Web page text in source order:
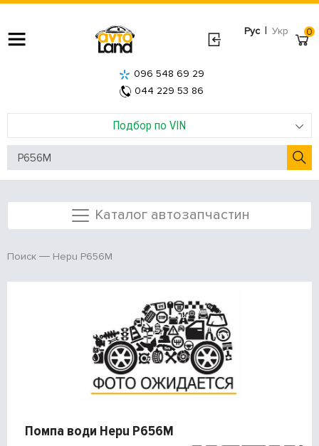
Рус | Укр
Подбор по VIN
096 548 69 29
044 229 53 86
0
Каталог автозапчастин
Поиск Hepu P656M
Помпа води Hepu P656M